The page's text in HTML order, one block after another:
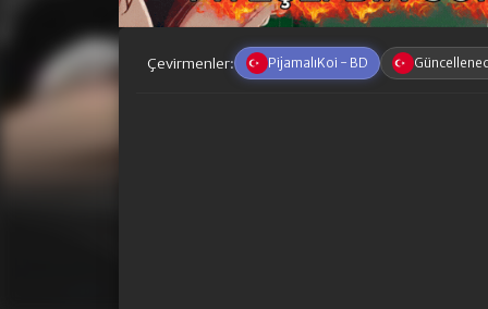
Çevirmenler: PijamalıKoi - BD